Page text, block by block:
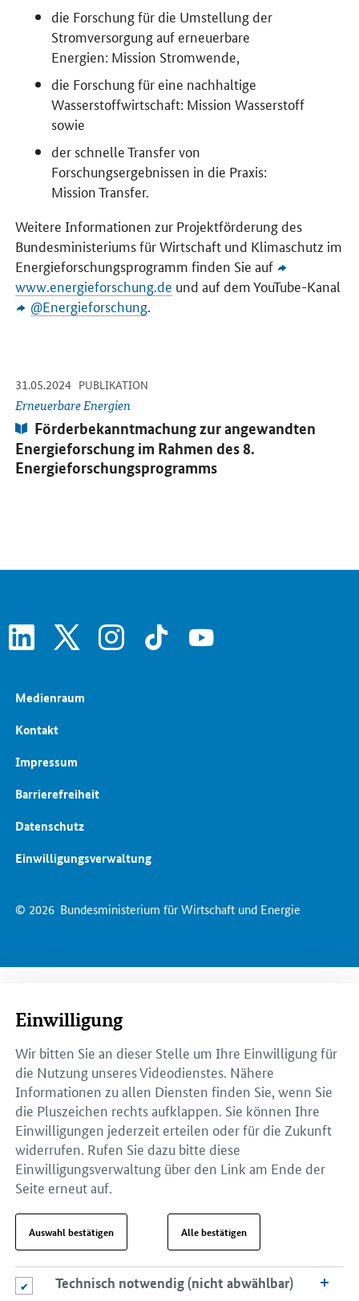
die Forschung für die Umstellung der
Stromversorgung auf erneuerbare
Energien: Mission Stromwende,
die Forschung für eine nachhaltige
Wasserstoffwirtschaft: Mission Wasserstoff
sowie
der schnelle Transfer von
Forschungsergebnissen in die Praxis:
Mission Transfer.
Weitere Informationen zur Projektförderung des
Bundesministeriums für Wirtschaft und Klimaschutz im
Energieforschungsprogramm finden Sie auf
www.energieforschung.de und auf dem YouTube-Kanal
@Energieforschung.
31.05.2024 -
PUBLIKATION
Erneuerbare Energien
Publikation:
Förderbekanntmachung zur angewandten
Energieforschung im Rahmen des 8.
Energieforschungsprogramms
Öffnet PDF "Förderbekanntmachung zur angewandten
linkedin instagram tiktok youtube
© 2026 Bundesministerium für Wirtschaft und Energie
Medienraum
Kontakt
Impressum
Barrierefreiheit
Datenschutz
Einwilligungsverwaltung
Einwilligung
Wir bitten Sie an dieser Stelle um Ihre Einwilligung für
die Nutzung unseres Videodienstes. Nähere
Informationen zu allen Diensten finden Sie, wenn Sie
die Pluszeichen rechts aufklappen. Sie können Ihre
Einwilligungen jederzeit erteilen oder für die Zukunft
widerrufen. Rufen Sie dazu bitte diese
Einwilligungsverwaltung über den Link am Ende der
Seite erneut auf.
Auswahl bestätigen Alle bestätigen
Technisch notwendig (nicht abwählbar)
Technisch notwendig (nicht abwählbar)